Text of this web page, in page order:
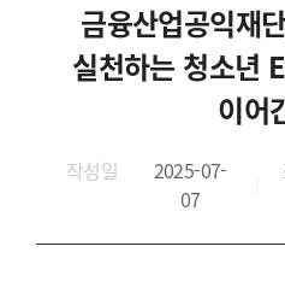
금융산업공익재
실천하는 청소년
이어
작성일
2025-07-
07